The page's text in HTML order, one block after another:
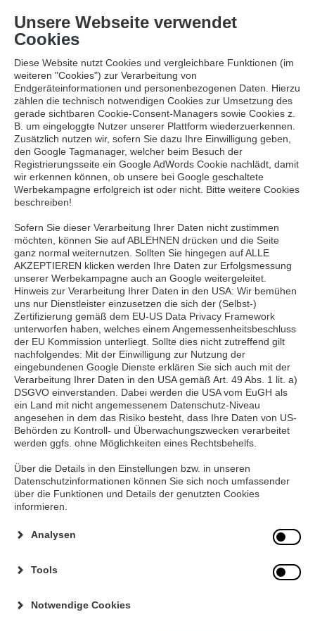
IHR LEBENSMITTEL
GROSSHÄNDLER
Willkommen bei Weber Frischdienst. Ihr
Frischepartner aus Hannover.
Wir begrüßen Sie recht herzlich auf unserer
Internetseite und möchten Ihnen einen Einblick in unser
Unternehmen, unsere Leistung und unser Sortiment
gewähren. Es zählen nicht nur Kunden aus der
Gastronomie und der Wirtschaft zu unseren
Abnehmern.Wir beliefern Produzenten, Werkskantinen,
Alten- und Wohnheime, den Lebensmitteleinzelhandel,
Bäckereien und Fleischer, u. v. m.
Insgesamt warten auf Sie über 7.500 Produkte direkt ab
Lager Hannover und weitere 6.500 gelistete Produkte
aus allen Sortimentsbereichen, die Sie über uns direkt
beziehen können.
Wenn Sie Fragen zu unseren Angeboten oder sonstige
Wünsche haben, können Sie gerne
Unsere Webseite verwendet
Cookies
Diese Website nutzt Cookies und vergleichbare Funktionen (im
weiteren "Cookies") zur Verarbeitung von
Endgeräteinformationen und personenbezogenen Daten. Hierzu
zählen die technisch notwendigen Cookies zur Umsetzung des
gerade sichtbaren Cookie-Consent-Managers sowie Cookies z.
B. um eingeloggte Nutzer unserer Plattform wiederzuerkennen.
Zusätzlich nutzen wir, sofern Sie dazu Ihre Einwilligung geben,
den Google Tagmanager, welcher beim Besuch der
Registrierungsseite ein Google AdWords Cookie nachlädt, damit
wir erkennen können, ob unsere bei Google geschaltete
Werbekampagne erfolgreich ist oder nicht. Bitte weitere Cookies
beschreiben!
Sofern Sie dieser Verarbeitung Ihrer Daten nicht zustimmen
möchten, können Sie auf ABLEHNEN drücken und die Seite
ganz normal weiternutzen. Sollten Sie hingegen auf ALLE
AKZEPTIEREN klicken werden Ihre Daten zur Erfolgsmessung
unserer Werbekampagne auch an Google weitergeleitet.
Hinweis zur Verarbeitung Ihrer Daten in den USA: Wir bemühen
uns nur Dienstleister einzusetzen die sich der (Selbst-)
Zertifizierung gemäß dem EU-US Data Privacy Framework
unterworfen haben, welches einem Angemessenheitsbeschluss
der EU Kommission unterliegt. Sollte dies nicht zutreffend gilt
nachfolgendes: Mit der Einwilligung zur Nutzung der
eingebundenen Google Dienste erklären Sie sich auch mit der
Verarbeitung Ihrer Daten in den USA gemäß Art. 49 Abs. 1 lit. a)
DSGVO einverstanden. Dabei werden die USA vom EuGH als
ein Land mit nicht angemessenem Datenschutz-Niveau
angesehen in dem das Risiko besteht, dass Ihre Daten von US-
Behörden zu Kontroll- und Überwachungszwecken verarbeitet
werden ggfs. ohne Möglichkeiten eines Rechtsbehelfs.
Über die Details in den Einstellungen bzw. in unseren
Datenschutzinformationen können Sie sich noch umfassender
über die Funktionen und Details der genutzten Cookies
informieren.
Analysen
Tools
Notwendige Cookies